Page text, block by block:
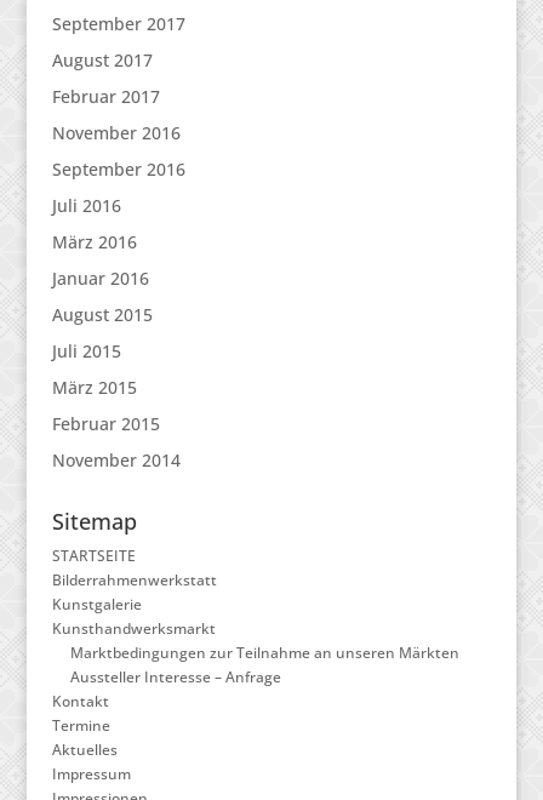
September 2017
August 2017
Februar 2017
November 2016
September 2016
Juli 2016
März 2016
Januar 2016
August 2015
Juli 2015
März 2015
Februar 2015
November 2014
Sitemap
STARTSEITE
Bilderrahmenwerkstatt
Kunstgalerie
Kunsthandwerksmarkt
Marktbedingungen zur Teilnahme an unseren Märkten
Aussteller Interesse – Anfrage
Kontakt
Termine
Aktuelles
Impressum